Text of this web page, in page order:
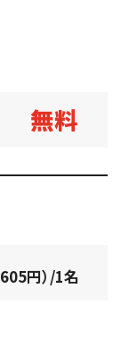
無料
円）/1名